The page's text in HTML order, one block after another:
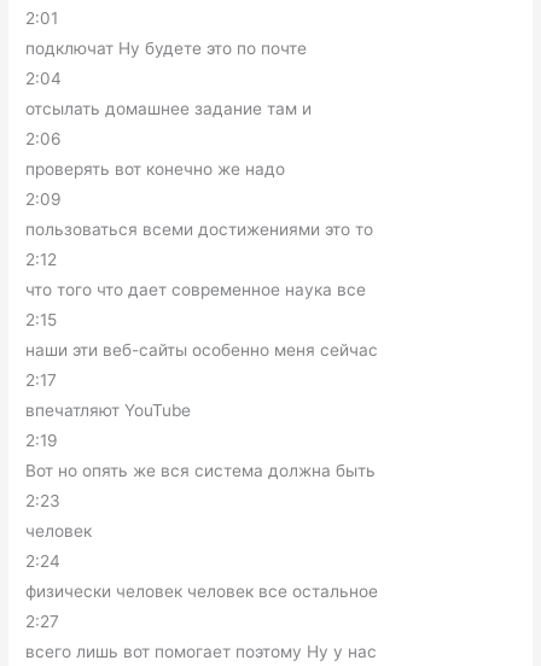
2:01
подключат Ну будете это по почте
2:04
отсылать домашнее задание там и
2:06
проверять вот конечно же надо
2:09
пользоваться всеми достижениями это то
2:12
что того что дает современное наука все
2:15
наши эти веб-сайты особенно меня сейчас
2:17
впечатляют YouTube
2:19
Вот но опять же вся система должна быть
2:23
человек
2:24
физически человек человек все остальное
2:27
всего лишь вот помогает поэтому Ну у нас